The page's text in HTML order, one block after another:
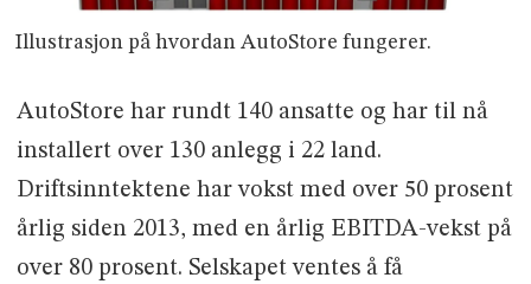
Illustrasjon på hvordan AutoStore fungerer.
AutoStore har rundt 140 ansatte og har til nå
installert over 130 anlegg i 22 land.
Driftsinntektene har vokst med over 50 prosent
årlig siden 2013, med en årlig EBITDA-vekst på
over 80 prosent. Selskapet ventes å få